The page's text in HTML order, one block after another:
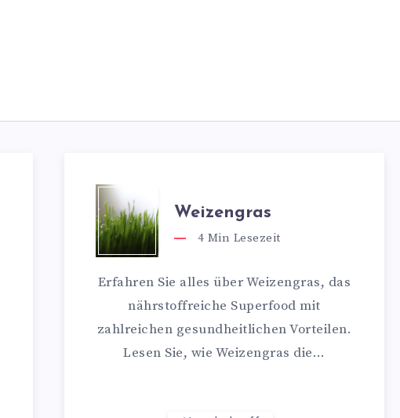
Weizengras
4 Min Lesezeit
Erfahren Sie alles über Weizengras, das
nährstoffreiche Superfood mit
zahlreichen gesundheitlichen Vorteilen.
Lesen Sie, wie Weizengras die…